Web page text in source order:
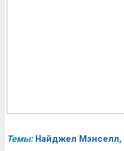
Темы: Найджел Мэнселл,